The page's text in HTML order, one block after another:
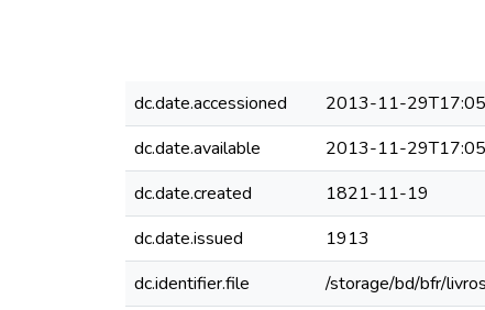
dc.date.accessioned
2013-11-
dc.date.available
2013-11-
dc.date.created
1821-11-19
dc.date.issued
1913
dc.identifier.file
/storage/bd/bfr/